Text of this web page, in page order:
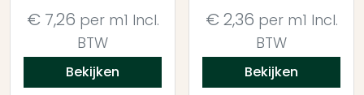
€ 7,26 per m1 Incl.
BTW
Bekijken
€ 2,36 per m1 Incl.
BTW
Bekijken